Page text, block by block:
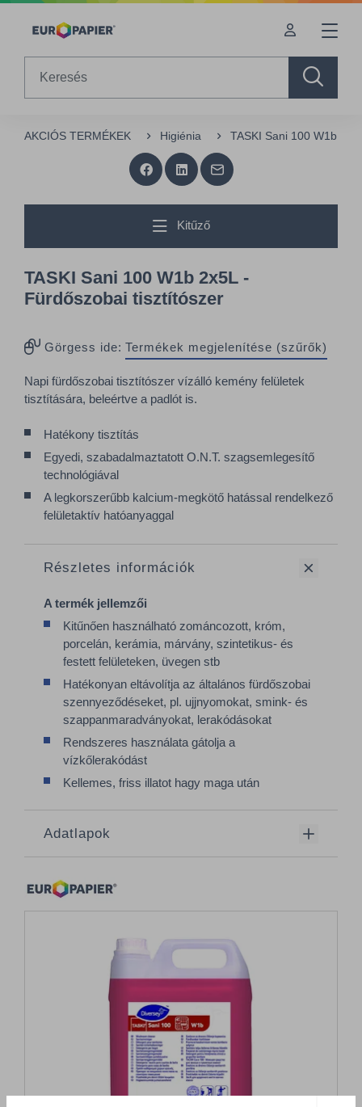
Table Of Content
AKCIÓS TERMÉKEK Higiénia TASKI Sani 100 W1b
Kitűző
TASKI Sani 100 W1b 2x5L -
Fürdőszobai tisztítószer
Görgess ide: Termékek megjelenítése (szűrők)
Napi fürdőszobai tisztítószer vízálló kemény felületek
tisztítására, beleértve a padlót is.
Hatékony tisztítás
Egyedi, szabadalmaztatott O.N.T. szagsemlegesítő
technológiával
A legkorszerűbb kalcium-megkötő hatással rendelkező
felületaktív hatóanyaggal
Részletes információk
A termék jellemzői
Kitűnően használható zománcozott, króm,
porcelán, kerámia, márvány, szintetikus- és
festett felületeken, üvegen stb
Hatékonyan eltávolítja az általános fürdőszobai
szennyeződéseket, pl. ujjnyomokat, smink- és
szappanmaradványokat, lerakódásokat
Rendszeres használata gátolja a
vízkőlerakódást
Kellemes, friss illatot hagy maga után
Adatlapok